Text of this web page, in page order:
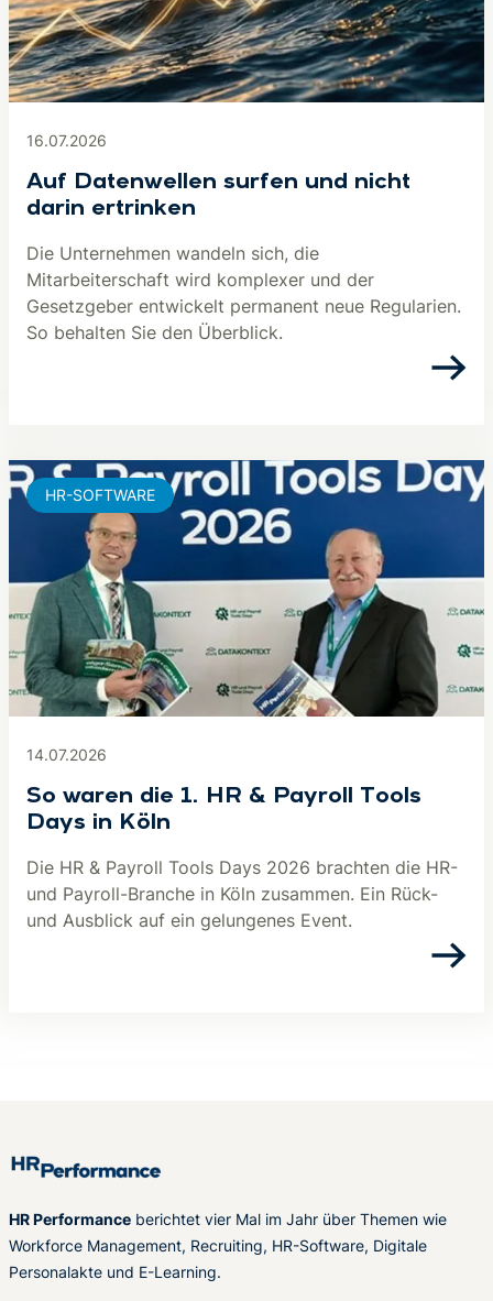
16.07.2026
Auf Datenwellen surfen und nicht
darin ertrinken
Die Unternehmen wandeln sich, die
Mitarbeiterschaft wird komplexer und der
Gesetzgeber entwickelt permanent neue Regularien.
So behalten Sie den Überblick.
14.07.2026
So waren die 1. HR & Payroll Tools
Days in Köln
Die HR & Payroll Tools Days 2026 brachten die HR-
und Payroll-Branche in Köln zusammen. Ein Rück-
und Ausblick auf ein gelungenes Event.
HR-SOFTWARE
HR Performance berichtet vier Mal im Jahr über Themen wie
Workforce Management, Recruiting, HR-Software, Digitale
Personalakte und E-Learning.